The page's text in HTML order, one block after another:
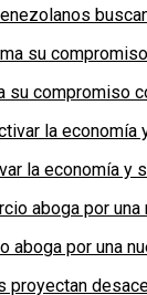
su compromiso
la economía y
aboga por una